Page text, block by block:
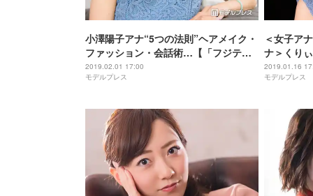
小澤陽子アナ“5つの法則”ヘアメイク・
ファッション・会話術…【「フジテレ
ビ×モデルプレス」女性アナウンサー連
載】
2019.02.01 17:00
モデルプレス
＜女子ア
ナ＞くり
で成長「
だ」新人
ー連載】
2019.01.16
モデルプレス